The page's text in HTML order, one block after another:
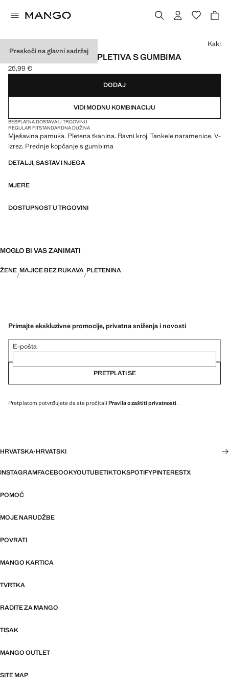
Preskoči na glavni sadržaj
TOP OD RUPIČASTOG PLETIVA S GUMBIMA
Trenutačna cijena [25,99 € ]
25,99 €
Odaberite boju
Kaki
DODAJ
VIDI MODNU KOMBINACIJU
BESPLATNA DOSTAVA U TRGOVINU
REGULAR FITSTANDARDNA DUŽINA
Mješavina pamuka. Pletena tkanina. Ravni kroj. Tankele naramenice. V-
izrez. Prednje kopčanje s gumbima
DETALJI, SASTAV I NJEGA
MJERE
DOSTUPNOST U TRGOVINI
MOGLO BI VAS ZANIMATI
ŽENE MAJICE BEZ RUKAVA PLETENINA
Primajte ekskluzivne promocije, privatna sniženja i novosti
E-pošta
PRETPLATI SE
Pretplatom potvrđujete da ste pročitali Pravila o zaštiti privatnosti .
HRVATSKA·HRVATSKI
INSTAGRAMFACEBOOKYOUTUBETIKTOKSPOTIFYPINTERESTX
POMOĆ
MOJE NARUDŽBE
POVRATI
MANGO KARTICA
TVRTKA
RADITE ZA MANGO
TISAK
MANGO OUTLET
SITE MAP